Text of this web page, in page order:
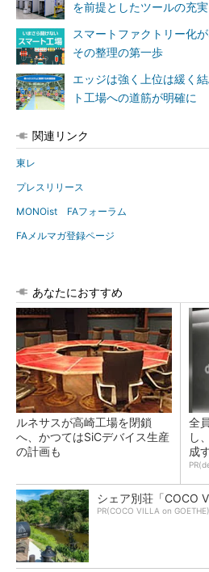
を前提としたツールの充実
スマートファクトリー化
その整理の第一歩
エッジは強く上位は緩く
ト工場への道筋が明確に
関連リンク
東レ
プレスリリース
MONOist FAフォーラム
FAメルマガ登録ページ
あなたにおすすめ
ルネサスが高崎工場を閉鎖
へ、かつてはSiCデバイス生産
の計画も
全
し
成
シェア別荘「COCO
PR(COCO VILLA on GOETHE)